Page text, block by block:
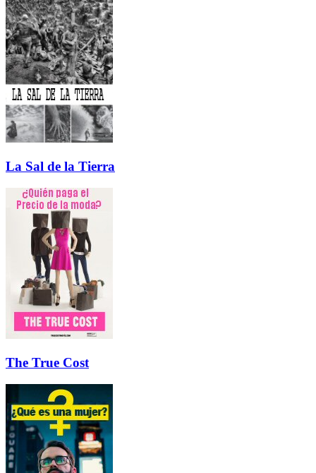
La Sal de la Tierra
The True Cost